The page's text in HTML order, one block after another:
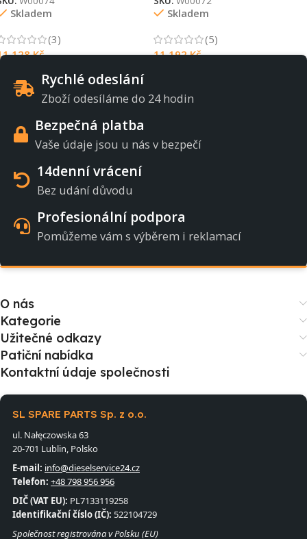
Skladem
(3)
128Kč
Skladem
(5)
11 192Kč
Rychlé odeslání
Zboží odesíláme do 24 hodin
Bezpečná platba
Vaše údaje jsou u nás v bezpečí
14denní vrácení
Bez udání důvodu
Profesionální podpora
Pomůžeme vám s výběrem i reklamací
O nás
Kategorie
Užitečné odkazy
Patiční nabídka
Kontaktní údaje společnosti
SL SPARE PARTS Sp. z o.o.
ul. Nałęczowska 63
20-701 Lublin, Polsko
E-mail: info@dieselservice24.cz
Telefon: +48 798 956 956
DIČ (VAT EU): PL7133119258
Identifikační číslo (IČ): 522104729
Společnost registrována v Polsku (EU)